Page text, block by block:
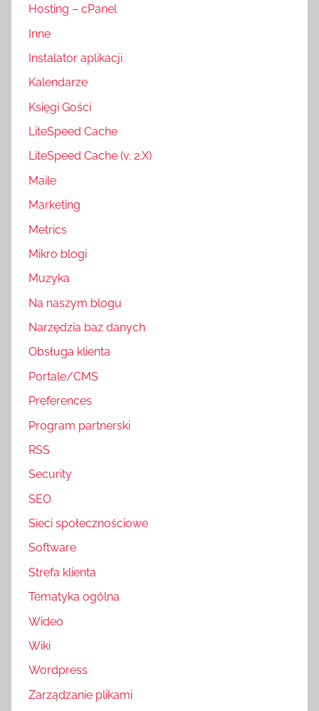
Hosting – cPanel
Inne
Instalator aplikacji
Kalendarze
Księgi Gości
LiteSpeed Cache
LiteSpeed Cache (v. 2.X)
Maile
Marketing
Metrics
Mikro blogi
Muzyka
Na naszym blogu
Narzędzia baz danych
Obsługa klienta
Portale/CMS
Preferences
Program partnerski
RSS
Security
SEO
Sieci społecznościowe
Software
Strefa klienta
Tematyka ogólna
Wideo
Wiki
Wordpress
Zarządzanie plikami